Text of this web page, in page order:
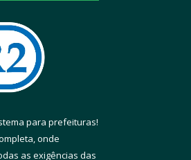
para prefeituras!
onde
as exigências das